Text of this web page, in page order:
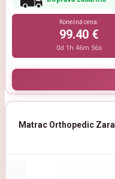
Konečná cena:
99.40 €
0d 1h 46m 54s
Matrac Orthopedic Zara